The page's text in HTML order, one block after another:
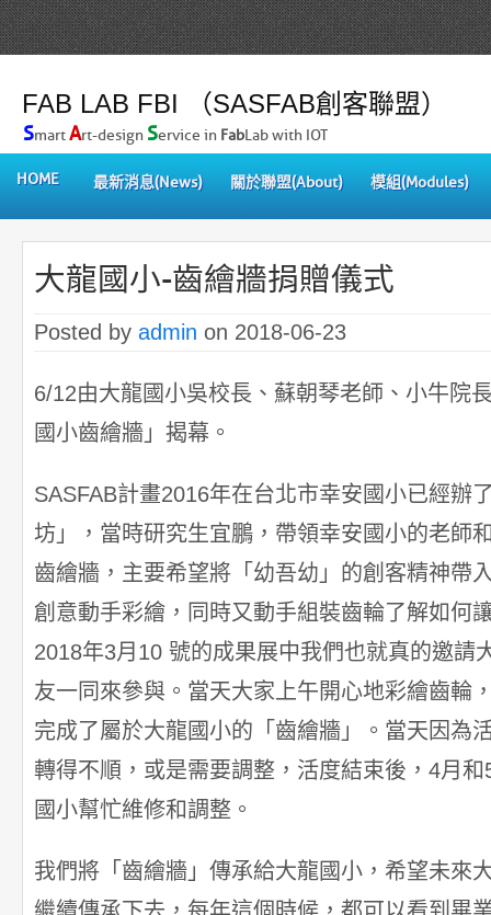
FAB LAB FBI （SASFAB創客聯盟）
SmartArt-design Service in FabLab with IOT
HOME 最新消息(News) 關於聯盟(About) 模組(Modules)
大龍國小-齒繪牆捐贈儀式
Posted by admin on 2018-06-23
6/12由大龍國小吳校長、蘇朝琴老師、小牛院
國小齒繪牆」揭幕。
SASFAB計畫2016年在台北市幸安國小已經辦
坊」，當時研究生宜鵬，帶領幸安國小的老師
齒繪牆，主要希望將「幼吾幼」的創客精神帶
創意動手彩繪，同時又動手組裝齒輪了解如何
2018年3月10 號的成果展中我們也就真的邀請
友一同來參與。當天大家上午開心地彩繪齒輪
完成了屬於大龍國小的「齒繪牆」。當天因為
轉得不順，或是需要調整，活度結束後，4月
國小幫忙維修和調整。
我們將「齒繪牆」傳承給大龍國小，希望未來